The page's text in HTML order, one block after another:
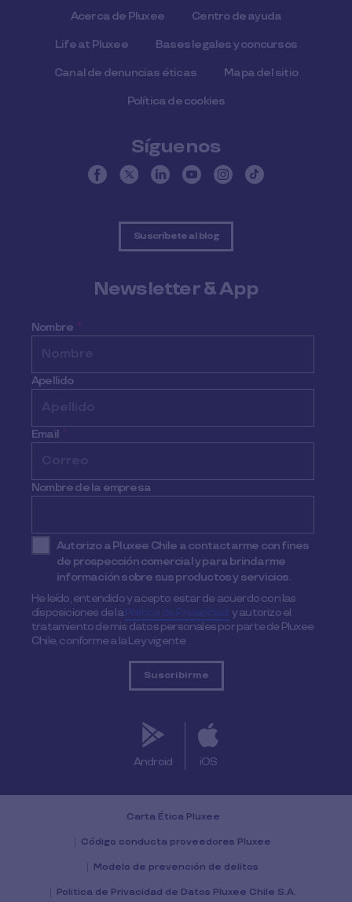
Acerca de Pluxee Centro de ayuda
Life at Pluxee Bases legales y concursos
Canal de denuncias éticas Mapa del sitio
Política de cookies
Síguenos
Suscríbete al blog
Newsletter & App
Nombre *
Apellido
Email *
Nombre de la empresa
Autorizo a Pluxee Chile a contactarme con fines
de prospección comercial y para brindarme
información sobre sus productos y servicios.
He leído, entendido y acepto estar de acuerdo con las
disposiciones de laPolítica de Privacidad,y autorizo el
tratamiento de mis datos personales por parte de Pluxee
Chile, conforme a la Ley vigente
Android iOS
Carta Ética Pluxee
Código conducta proveedores Pluxee
Modelo de prevención de delitos
Politica de Privacidad de Datos Pluxee Chile S.A.